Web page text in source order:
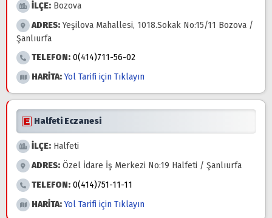
İLÇE: Bozova
ADRES:Yeşilova Mahallesi, 1018.Sokak No:15/11 Bozova /
Şanlıurfa
TELEFON: 0(414)711-56-02
HARİTA: Yol Tarifi için Tıklayın
Halfeti Eczanesi
İLÇE: Halfeti
ADRES: Özel İdare İş Merkezi No:19 Halfeti / Şanlıurfa
TELEFON: 0(414)751-11-11
HARİTA: Yol Tarifi için Tıklayın